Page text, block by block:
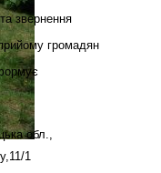
звернення
громадян
обл.,
1